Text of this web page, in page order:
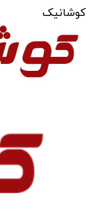
کوشانیک